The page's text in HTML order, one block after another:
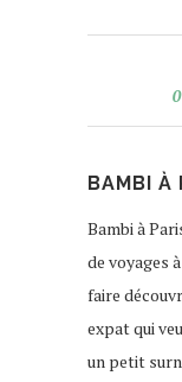
0
BAMBI À
Bambi à
de voyages
faire
expat qui
un petit